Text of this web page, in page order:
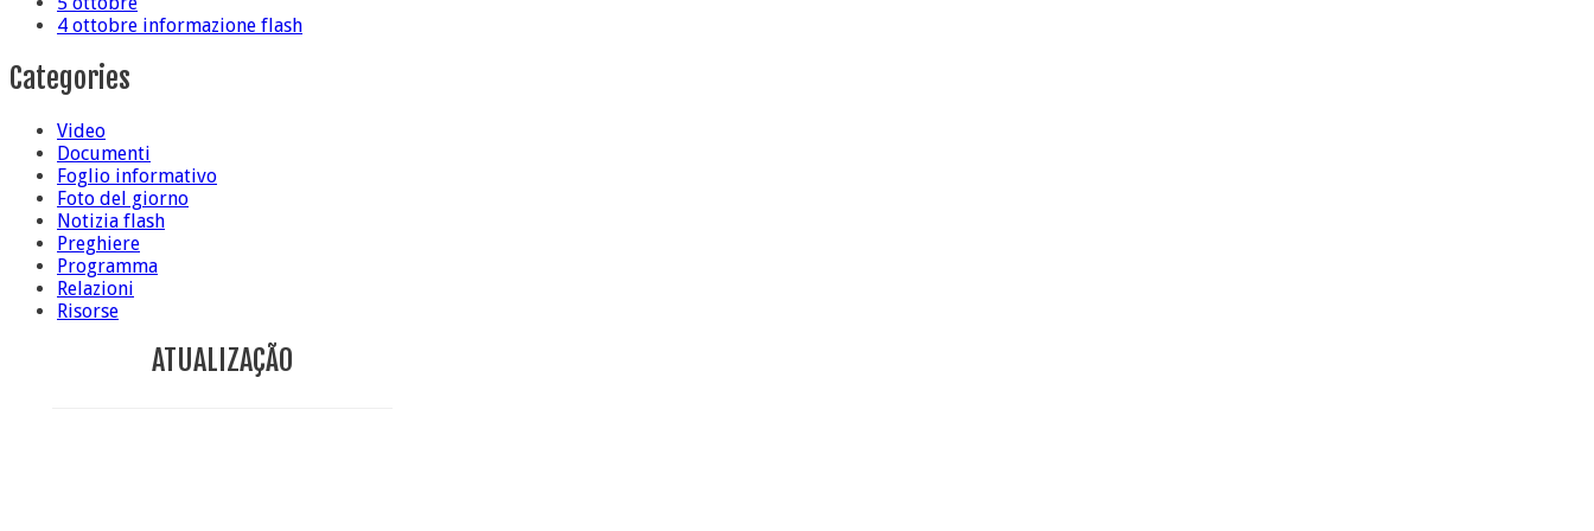
4 ottobre informazione flash
Categories
Video
Documenti
Foglio informativo
Foto del giorno
Notizia flash
Preghiere
Programma
Relazioni
Risorse
ATUALIZAÇÃO